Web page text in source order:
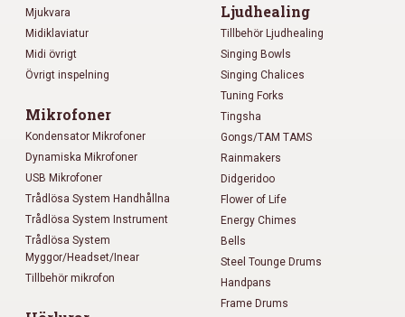
Mjukvara
Midiklaviatur
Midi övrigt
Övrigt inspelning
Mikrofoner
Kondensator Mikrofoner
Dynamiska Mikrofoner
USB Mikrofoner
Trådlösa System Handhållna
Trådlösa System Instrument
Trådlösa System
Myggor/Headset/Inear
Tillbehör mikrofon
Ljudhealing
Tillbehör Ljudhealing
Singing Bowls
Singing Chalices
Tuning Forks
Tingsha
Gongs/TAM TAMS
Rainmakers
Didgeridoo
Flower of Life
Energy Chimes
Bells
Steel Tounge Drums
Handpans
Frame Drums